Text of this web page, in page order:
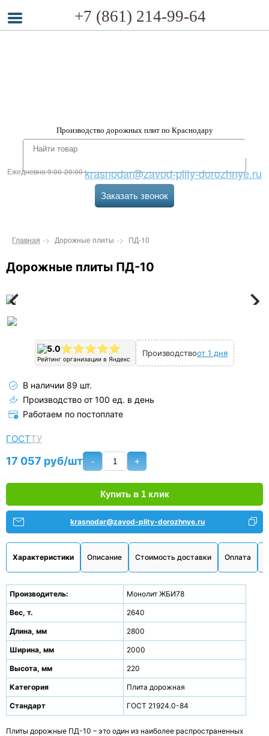
+7 (861) 214-99-64
Производство дорожных плит по Краснодару
Ежедневно 9:00-20:00krasnodar@zavod-plity-dorozhnye.ru
Заказать звонок
Главная Дорожные плиты ПД-10
Дорожные плиты ПД-10
5.0
Рейтинг организации в Яндекс
Производствоот 1 дня
В наличии 89 шт.
Производство от 100 ед. в день
Работаем по постоплате
ГОСТТУ
17 057 руб/шт - +
Купить в 1 клик
krasnodar@zavod-plity-dorozhnye.ru
Характеристики Описание Стоимость доставки Оплата
Производитель: Монолит ЖБИ78
Вес, т. 2640
Длина, мм 2800
Ширина, мм 2000
Высота, мм 220
Категория Плита дорожная
Стандарт ГОСТ 21924.0-84
Плиты дорожные ПД-10 – это один из наиболее распространенных